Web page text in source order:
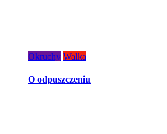
Okruchy Walka
O odpuszczeniu